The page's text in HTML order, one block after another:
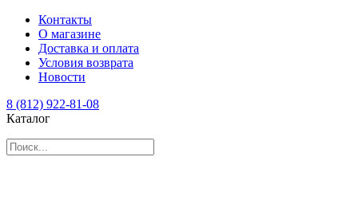
Контакты
О магазине
Доставка и оплата
Условия возврата
Новости
8 (812) 922-81-08
Каталог